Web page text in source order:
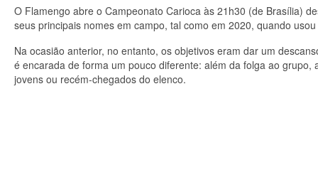
O Flamengo abre o Campeonato Carioca às 21h30 (de Brasília)
seus principais nomes em campo, tal como em 2020, quando
Na ocasião anterior, no entanto, os objetivos eram dar um
é encarada de forma um pouco diferente: além da folga ao
jovens ou recém-chegados do elenco.